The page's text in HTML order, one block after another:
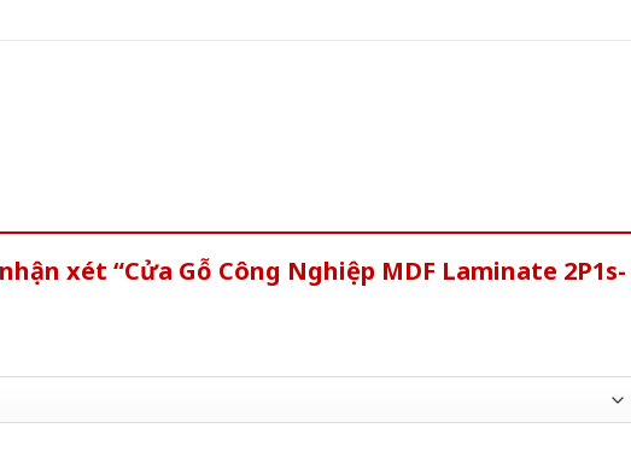
xét “Cửa Gỗ Công Nghiệp MDF Laminate 2P1s-